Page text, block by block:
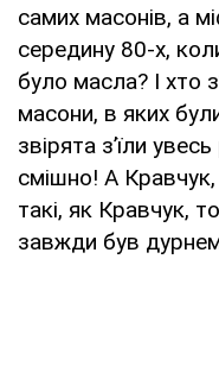
самих масонів, а
середину 80-х,
було масла? І хто
масони, в яких
звірята з’їли
смішно! А
такі, як Кравчук,
завжди був